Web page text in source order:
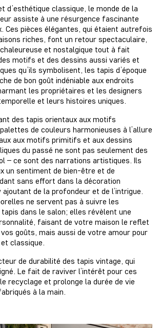
d’esthétique classique, le monde de la
assiste à une résurgence fascinante
Ces pièces élégantes, qui étaient autrefois
riches, font un retour spectaculaire,
et nostalgique tout à fait
motifs et des dessins aussi variés et
qu’ils symbolisent, les tapis d’époque
de bon goût indéniable aux endroits
les propriétaires et les designers
et leurs histoires uniques.
des tapis orientaux aux motifs
de couleurs harmonieuses à l’allure
aux motifs primitifs et aux dessins
du passé ne sont pas seulement des
– ce sont des narrations artistiques. Ils
un sentiment de bien-être et de
sans effort dans la décoration
de la profondeur et de l’intrigue.
ne servent pas à suivre les
dans le salon; elles révèlent une
faisant de votre maison le reflet
goûts, mais aussi de votre amour pour
classique.
de durabilité des tapis vintage, qui
Le fait de raviver l’intérêt pour ces
recyclage et prolonge la durée de vie
à la main.